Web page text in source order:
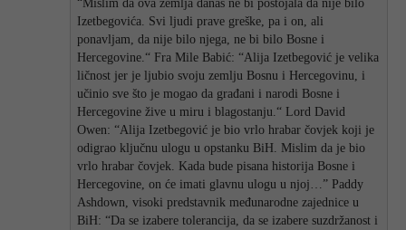
“Mislim da ova zemlja danas ne bi postojala da nije bilo
Izetbegovića. Svi ljudi prave greške, pa i on, ali
ponavljam, da nije bilo njega, ne bi bilo Bosne i
Hercegovine.“ Fra Mile Babić: “Alija Izetbegović je velika
ličnost jer je ljubio svoju zemlju Bosnu i Hercegovinu, i
učinio sve što je mogao da građani i narodi Bosne i
Hercegovine žive u miru i blagostanju.“ Lord David
Owen: “Alija Izetbegović je bio vrlo hrabar čovjek koji je
odigrao ključnu ulogu u opstanku BiH. Mislim da je bio
vrlo hrabar čovjek. Kada bude pisana historija Bosne i
Hercegovine, on će imati glavnu ulogu u njoj…” Paddy
Ashdown, visoki predstavnik međunarodne zajednice u
BiH: “Da se izabere tolerancija, da se izabere suzdržanost i